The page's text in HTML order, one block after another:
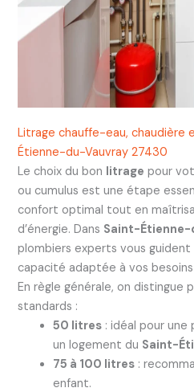
Litrage chauffe-eau, chaudière
Étienne-du-Vauvray 27430
Le choix du bon litrage pour
ou cumulus est une étape
confort optimal tout en
d’énergie. Dans Saint-Étienne-
plombiers experts vous
capacité adaptée à vos
En règle générale, on distingue
standards :
50 litres: idéal pour une
un logement du Saint-
75 à 100 litres:
enfant.